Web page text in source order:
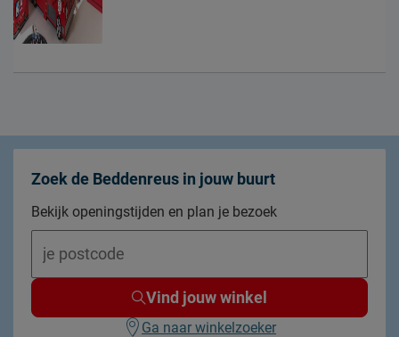
Zoek de Beddenreus in jouw buurt
Bekijk openingstijden en plan je bezoek
Vind jouw winkel
Ga naar winkelzoeker